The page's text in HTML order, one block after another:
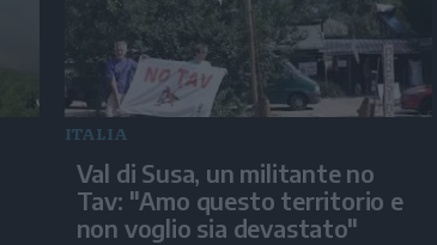
ITALIA
Val di Susa, un militante no
Tav: "Amo questo territorio e
non voglio sia devastato"